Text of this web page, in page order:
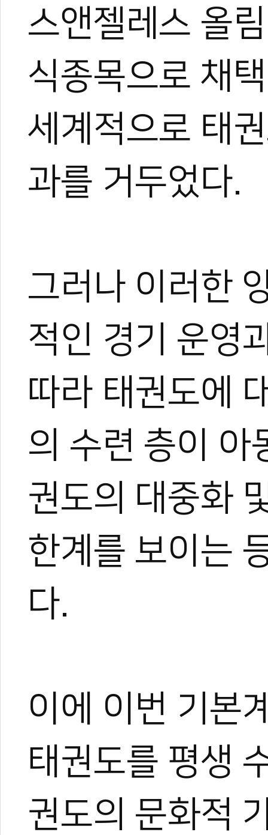
스앤젤레스 올
식종목으로 채
세계적으로 태
과를 거두었다.
그러나 이러한
적인 경기 운영
따라 태권도에
의 수련 층이 아
권도의 대중화
한계를 보이는
다.
이에 이번 기본
태권도를 평생
권도의 문화적